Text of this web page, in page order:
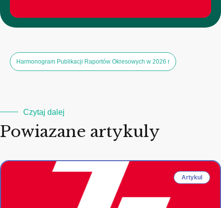
Harmonogram Publikacji Raportów Okresowych w 2026 r
Czytaj dalej
Powiazane artykuly
Artykul